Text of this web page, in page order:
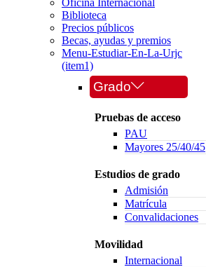
Oficina Internacional
Biblioteca
Precios públicos
Becas, ayudas y premios
Menu-Estudiar-En-La-Urjc
(item1)
Grado
Pruebas de acceso
PAU
Mayores 25/40/45
Estudios de grado
Admisión
Matrícula
Convalidaciones
Movilidad
Internacional